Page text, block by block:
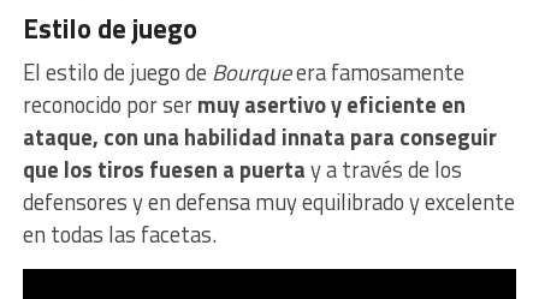
Estilo de juego
El estilo de juego de Bourqueera famosamente
reconocido por sermuy asertivo y eficiente en
ataque, con una habilidad innata para conseguir
que los tiros fuesen a puertay a través de los
defensores y en defensa muy equilibrado y excelente
en todas las facetas.